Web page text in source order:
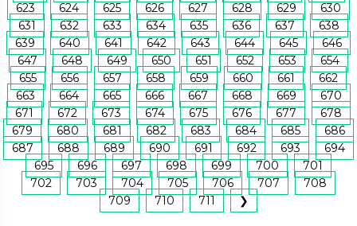
623
624 625 626 627 628 629
630
631
632 633 634 635 636 637
638
639
640 641 642 643 644 645
646
647
648 649 650 651 652 653
654
655
656 657 658 659 660 661
662
663
664 665 666 667 668 669
670
671
672 673 674 675 676 677
678
679
680 681 682 683 684 685
686
687
688 689 690 691 692 693
694
695
696 697 698 699 700
701
702
703 704 705 706 707
708
709
710 711 ❯